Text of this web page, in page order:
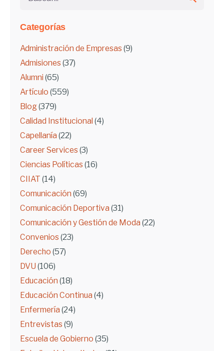
Categorías
Administración de Empresas (9)
Admisiones (37)
Alumni (65)
Artículo (559)
Blog(379)
Calidad Institucional (4)
Capellanía (22)
Career Services (3)
Ciencias Políticas (16)
CIIAT (14)
Comunicación (69)
Comunicación Deportiva (31)
Comunicación y Gestión de Moda (22)
Convenios (23)
Derecho (57)
DVU (106)
Educación (18)
Educación Continua (4)
Enfermería (24)
Entrevistas (9)
Escuela de Gobierno (35)